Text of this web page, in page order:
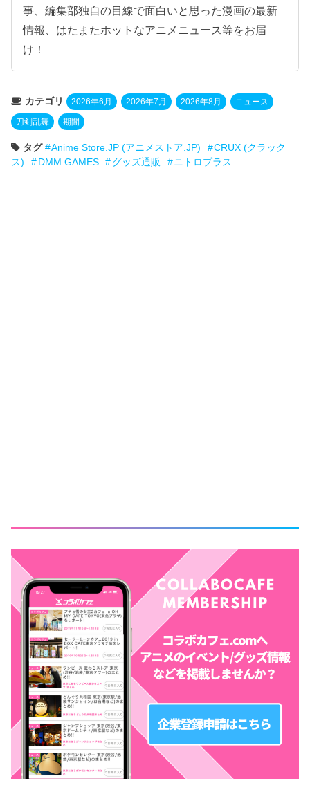
事、編集部独自の目線で面白いと思った漫画の最新
情報、はたまたホットなアニメニュース等をお届
け！
カテゴリ 2026年6月 2026年7月 2026年8月 ニュース
刀剣乱舞 期間
タグ Anime Store.JP (アニメストア.JP)
CRUX (クラック
ス)
DMM GAMES グッズ通販 ニトロプラス